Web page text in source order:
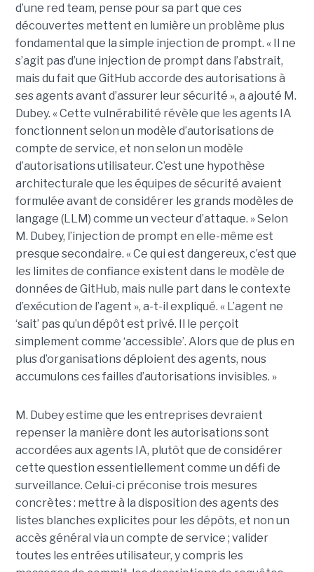
d’une red team, pense pour sa part que ces
découvertes mettent en lumière un problème plus
fondamental que la simple injection de prompt. « Il ne
s’agit pas d’une injection de prompt dans l’abstrait,
mais du fait que GitHub accorde des autorisations à
ses agents avant d’assurer leur sécurité », a ajouté M.
Dubey. « Cette vulnérabilité révèle que les agents IA
fonctionnent selon un modèle d’autorisations de
compte de service, et non selon un modèle
d’autorisations utilisateur. C’est une hypothèse
architecturale que les équipes de sécurité avaient
formulée avant de considérer les grands modèles de
langage (LLM) comme un vecteur d’attaque. » Selon
M. Dubey, l’injection de prompt en elle-même est
presque secondaire. « Ce qui est dangereux, c’est que
les limites de confiance existent dans le modèle de
données de GitHub, mais nulle part dans le contexte
d’exécution de l’agent », a-t-il expliqué. « L’agent ne
‘sait’ pas qu’un dépôt est privé. Il le perçoit
simplement comme ‘accessible’. Alors que de plus en
plus d’organisations déploient des agents, nous
accumulons ces failles d’autorisations invisibles. »
M. Dubey estime que les entreprises devraient
repenser la manière dont les autorisations sont
accordées aux agents IA, plutôt que de considérer
cette question essentiellement comme un défi de
surveillance. Celui-ci préconise trois mesures
concrètes : mettre à la disposition des agents des
listes blanches explicites pour les dépôts, et non un
accès général via un compte de service ; valider
toutes les entrées utilisateur, y compris les